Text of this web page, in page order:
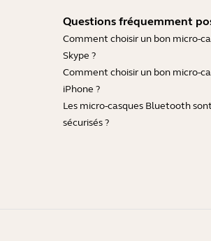
Questions fréquemment
Comment choisir un bon micro-
Skype ?
Comment choisir un bon micro-
iPhone ?
Les micro-casques Bluetooth
sécurisés ?